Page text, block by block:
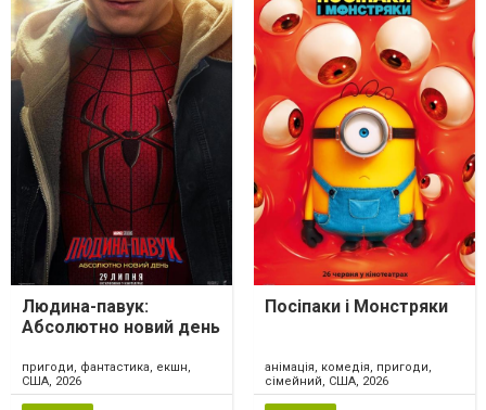
Людина-павук:
Абсолютно новий день
пригоди, фантастика, екшн,
США, 2026
Посіпаки і Монстряки
анімація, комедія, пригоди,
сімейний, США, 2026